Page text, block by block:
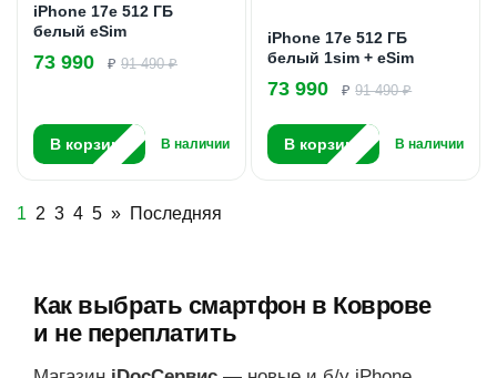
iPhone 17e 512 ГБ
белый eSim
73 990 ₽ 91 490 ₽
В корзину В наличии
iPhone 17e 512 ГБ
белый 1sim + eSim
73 990 ₽91 490 ₽
В корзину В наличии
1 2 3 4 5 » Последняя
Как выбрать смартфон в Коврове
и не переплатить